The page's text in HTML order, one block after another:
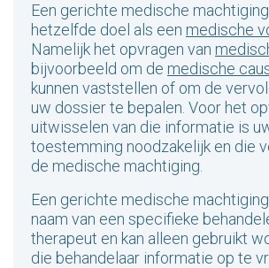
Een gerichte medische
hetzelfde doel als een medische
Namelijk het opvragen van
bijvoorbeeld om de medische
kunnen vaststellen of om de
uw dossier te bepalen. Voor het
uitwisselen van die informatie is
toestemming noodzakelijk en die
de medische machtiging.
Een gerichte medische
naam van een specifieke
therapeut en kan alleen gebruikt
die behandelaar informatie op te